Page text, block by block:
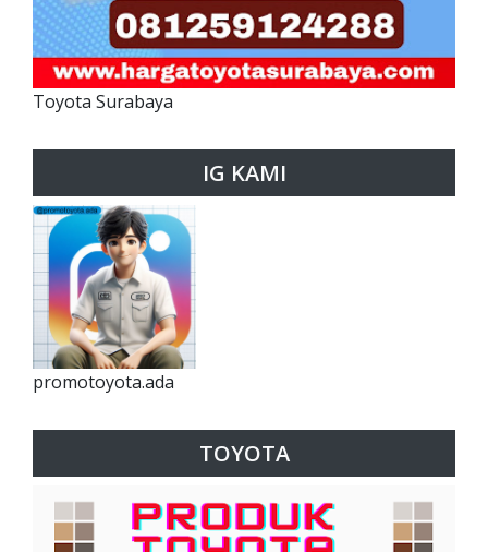
Toyota Surabaya
IG KAMI
promotoyota.ada
TOYOTA